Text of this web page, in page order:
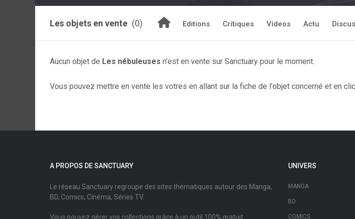
Les objets en vente (0) Editions Critiques Videos Actu
Aucun objet de Les nébuleuses n'est en vente sur Sanctuary pour le moment.
Vous pouvez mettre en vente les votres en allant sur la fiche de l'objet concerné et en
A PROPOS DE SANCTUARY
Le réseau Sanctuary regroupe des sites thématiques autour des Manga,
BD, Comics, Cinéma, Séries TV.
Vous pouvez gérer vos collections grâce à un outil 100% gratuit.
UNIVERS
MANGA
BD
COMICS